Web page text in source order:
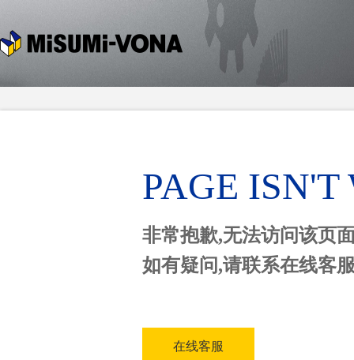
PAGE
非常抱歉,无法访问该页
如有疑问,请联系在线客
在线客服